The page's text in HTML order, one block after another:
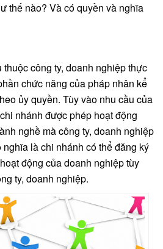
thế nào? Và có quyền và nghĩa
công ty, doanh nghiệp thực
chức năng của pháp nhân kể
ủy quyền. Tùy vào nhu cầu của
nhánh được phép hoạt động
nghề mà công ty, doanh nghiệp
là chi nhánh có thể đăng ký
động của doanh nghiệp tùy
ty, doanh nghiệp.